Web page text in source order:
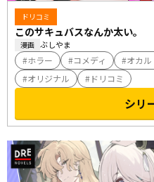
ドリコミ
このサキュバスなんか太い。
漫画 ぶしやま
ホラー コメディ オカル
オリジナル
ドリコミ
シリ